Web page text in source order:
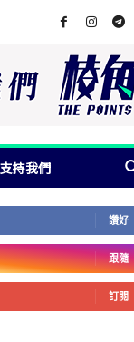
支持我們
讚好
跟隨
訂閱